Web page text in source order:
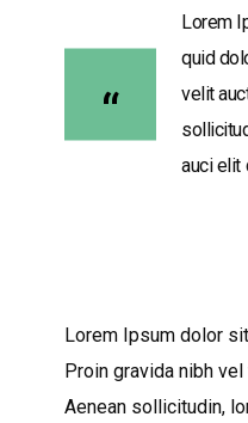
Lorem
quid
velit
auci elit
Lorem Ipsum dolor
Proin gravida nibh
Aenean sollicitudin,